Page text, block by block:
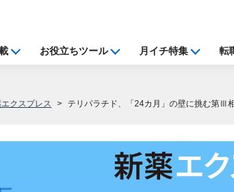
お役立ちツール 月イチ特集 転
エクスプレス テリパラチド、「24カ月」の壁に挑む第Ⅲ